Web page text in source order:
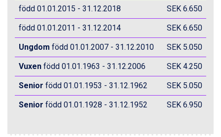
Fieberbrunn från 9.645 kr.
Ischgl från 11.295 kr.
Val Thorens från 8.395 kr.
St. Anton från 11.245 kr.
Zell am See från 6.295 kr.
Canazei från 7.195 kr.
Livigno från 5.595 kr.
Ponte di Legno från 7.395 kr.
Alleghe från 8.545 kr.
född 01.01.2015 - 31.12.2018 SEK 6.650
född 01.01.2011 - 31.12.2014 SEK 6.650
Ungdom född 01.01.2007 - 31.12.2010 SEK 5.050
Vuxen född 01.01.1963 - 31.12.2006 SEK 4.250
Senior född 01.01.1953 - 31.12.1962 SEK 5.050
Senior född 01.01.1928 - 31.12.1952 SEK 6.950